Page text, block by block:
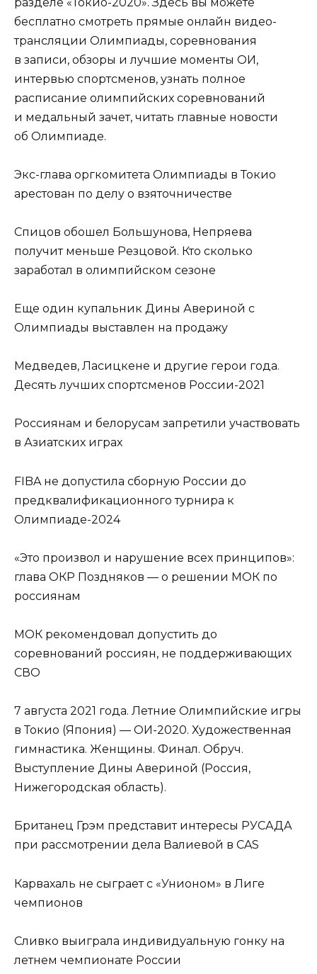
бесплатно смотреть прямые онлайн видео-
трансляции Олимпиады, соревнования
в записи, обзоры и лучшие моменты ОИ,
интервью спортсменов, узнать полное
расписание олимпийских соревнований
и медальный зачет, читать главные новости
об Олимпиаде.
Экс-глава оргкомитета Олимпиады в Токио
арестован по делу о взяточничестве
Спицов обошел Большунова, Непряева
получит меньше Резцовой. Кто сколько
заработал в олимпийском сезоне
Еще один купальник Дины Авериной с
Олимпиады выставлен на продажу
Медведев, Ласицкене и другие герои года.
Десять лучших спортсменов России-2021
Россиянам и белорусам запретили участвовать
в Азиатских играх
FIBA не допустила сборную России до
предквалификационного турнира к
Олимпиаде-2024
«Это произвол и нарушение всех принципов»:
глава ОКР Поздняков — о решении МОК по
россиянам
МОК рекомендовал допустить до
соревнований россиян, не поддерживающих
СВО
7 августа 2021 года. Летние Олимпийские игры
в Токио (Япония) — ОИ-2020. Художественная
гимнастика. Женщины. Финал. Обруч.
Выступление Дины Авериной (Россия,
Нижегородская область).
Британец Грэм представит интересы РУСАДА
при рассмотрении дела Валиевой в CAS
Карвахаль не сыграет с «Унионом» в Лиге
чемпионов
Сливко выиграла индивидуальную гонку на
летнем чемпионате России